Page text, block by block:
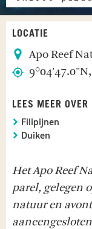
LOCATIE
Apo Reef
LEES MEER OVER
Filipijnen
Duiken
Het Apo Reef
parel, gelegen
natuur en